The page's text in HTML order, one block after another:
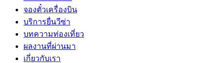
จองตั๋วเครื่องบิน
บริการยื่นวีซ่า
บทความท่องเที่ยว
ผลงานที่ผ่านมา
เกี่ยวกับเรา